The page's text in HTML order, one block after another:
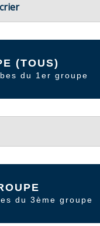
(TOUS)
du 1er groupe
du 3ème groupe